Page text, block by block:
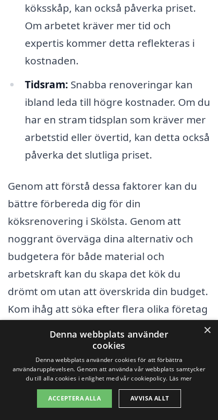
köksskåp, kan också påverka priset.
Om arbetet kräver mer tid och
expertis kommer detta reflekteras i
kostnaden.
Tidsram: Snabba renoveringar kan
ibland leda till högre kostnader. Om du
har en stram tidsplan som kräver mer
arbetstid eller övertid, kan detta också
påverka det slutliga priset.
Genom att förstå dessa faktorer kan du
bättre förbereda dig för din
köksrenovering i Skölsta. Genom att
noggrant överväga dina alternativ och
budgetera för både material och
arbetskraft kan du skapa det kök du
drömt om utan att överskrida din budget.
Kom ihåg att söka efter flera olika företag
som erbjuder köksrenovering och jämföra
deras erbjudanden för att hitta den bästa
lösningen för just ditt projekt.
Få 3 erbjudanden, gratis och utan
×
Denna webbplats använder
cookies
Denna webbplats använder cookies för att förbättra
användarupplevelsen. Genom att använda vår webbplats samtycker
du till alla cookies i enlighet med vår cookiepolicy. Läs mer
ACCEPTERA ALLA AVVISA ALLT